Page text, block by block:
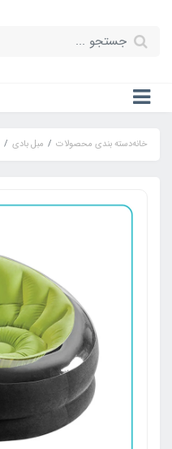
خانهدسته بندی محصولات مبل بادی